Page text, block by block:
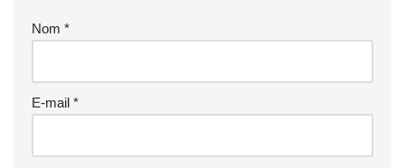
Nom *
E-mail *